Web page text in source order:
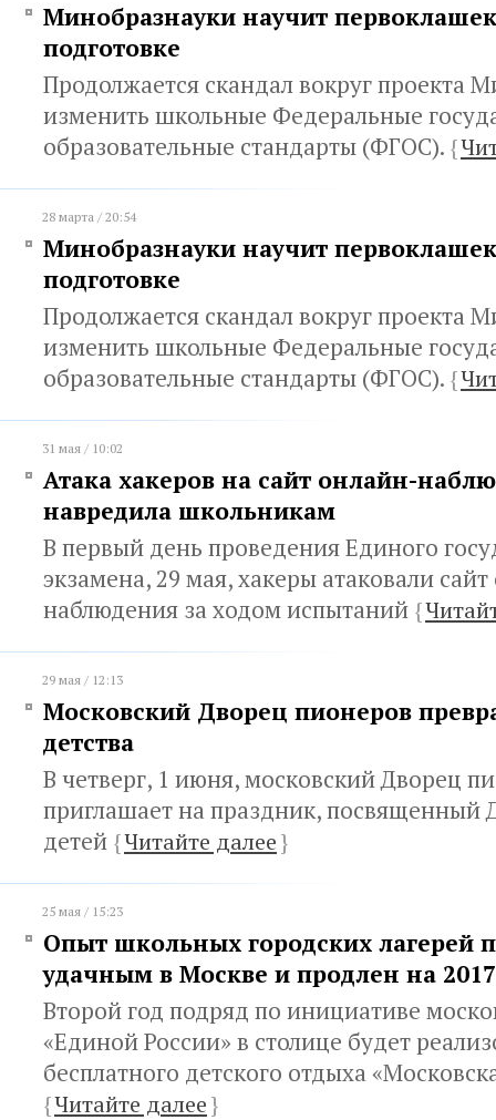
Минобразнауки научит
подготовке
Продолжается скандал вокруг проекта
изменить школьные Федеральные
образовательные стандарты (ФГОС). {
28 марта / 20:54
Минобразнауки научит
подготовке
Продолжается скандал вокруг проекта
изменить школьные Федеральные
образовательные стандарты (ФГОС). {
31 мая / 10:02
Атака хакеров на сайт онлайн-
навредила школьникам
В первый день проведения Единого
экзамена, 29 мая, хакеры атаковали
наблюдения за ходом испытаний {
29 мая / 12:13
Московский Дворец пионеров
детства
В четверг, 1 июня, московский Дворец
приглашает на праздник,
детей {Читайте далее}
25 мая / 15:23
Опыт школьных городских лагерей
удачным в Москве и продлен на
Второй год подряд по инициативе
«Единой России» в столице будет
бесплатного детского отдыха
{Читайте далее}